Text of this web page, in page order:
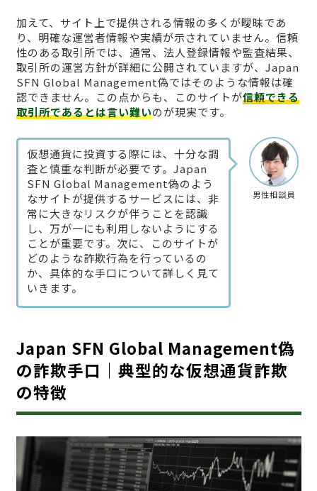
加えて、サイト上で提供される情報の多くが曖昧であ
り、明確な運営者情報や実績が示されていません。信頼
性のある取引所では、通常、法人登録情報や監査結果、
取引所の運営方針が詳細に公開されていますが、Japan
SFN Global Management偽ではそのような情報は確
認できません。この点からも、このサイトが信頼できる
取引所であるとは言い難いのが現実です。
男性相談員
仮想通貨に投資する際には、十分な調
査と慎重な判断が必要です。Japan
SFN Global Management偽のよう
なサイトが提供するサービスには、非
常に大きなリスクが伴うことを認識
し、万が一にも利用しないようにする
ことが重要です。次に、このサイトが
どのような詐欺行為を行っているの
か、具体的な手口について詳しく見て
いきます。
Japan SFN Global Management偽
の詐欺手口｜典型的な仮想通貨詐欺
の特徴